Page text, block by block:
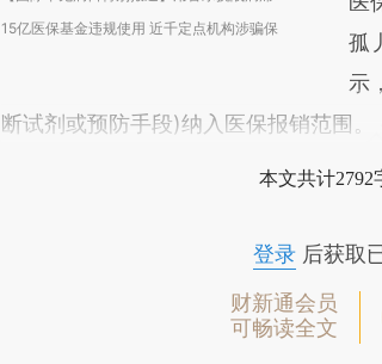
15亿医保基金违规使用 近千定点机构涉骗保
孤
示
断试剂或预防手段)纳入医保报销范围。
本文共计2792
登录后获取
财新通会员
可畅读全文